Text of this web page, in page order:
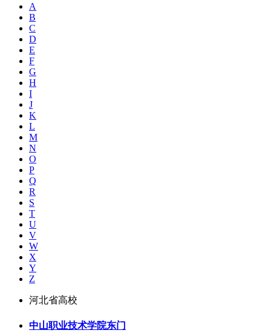
A
B
C
D
E
F
G
H
I
J
K
L
M
N
O
P
Q
R
S
T
U
V
W
X
Y
Z
河北省高校
中山职业技术学院东门